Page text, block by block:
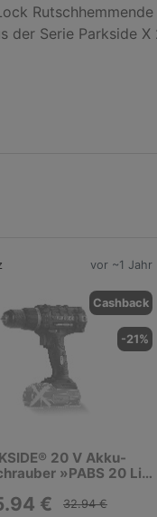
Serie Parkside X
vor ~1 Jahr
Cashback
-21%
20 V Akku-
»PABS 20 Li
Ladegerät
€ 32.94 €